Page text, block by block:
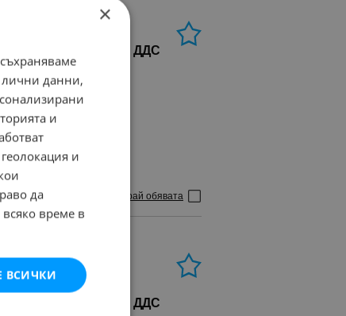
Цената е с включено ДДС
Маркирай обявата
€
лв.
Цената е с включено ДДС
×
лични данни,
и
и
да
време в
ВСИЧКИ